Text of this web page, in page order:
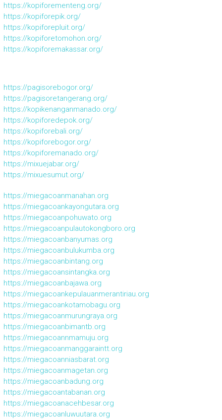
https://kopiforementeng.org/
https://kopiforepik.org/
https://kopiforepluit.org/
https://kopiforetomohon.org/
https://kopiforemakassar.org/
https://pagisorebogor.org/
https://pagisoretangerang.org/
https://kopikenanganmanado.org/
https://kopiforedepok.org/
https://kopiforebali.org/
https://kopiforebogor.org/
https://kopiforemanado.org/
https://mixuejabar.org/
https://mixuesumut.org/
https://miegacoanmanahan.org
https://miegacoankayongutara.org
https://miegacoanpohuwato.org
https://miegacoanpulautokongboro.org
https://miegacoanbanyumas.org
https://miegacoanbulukumba.org
https://miegacoanbintang.org
https://miegacoansintangka.org
https://miegacoanbajawa.org
https://miegacoankepulauanmerantiriau.org
https://miegacoankotamobagu.org
https://miegacoanmurungraya.org
https://miegacoanbimantb.org
https://miegacoannmamuju.org
https://miegacoanmanggaraintt.org
https://miegacoanniasbarat.org
https://miegacoanmagetan.org
https://miegacoanbadung.org
https://miegacoantabanan.org
https://miegacoanacehbesar.org
https://miegacoanluwuutara.org